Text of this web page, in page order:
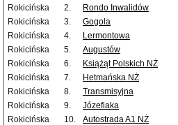
Rokicińska
2. Rondo Inwalidów
Rokicińska
3. Gogola
Rokicińska
4. Lermontowa
Rokicińska
5. Augustów
Rokicińska
6. Książąt Polskich NŻ
Rokicińska
7. Hetmańska NŻ
Rokicińska
8. Transmisyjna
Rokicińska
9. Józefiaka
Rokicińska
10. Autostrada A1 NŻ